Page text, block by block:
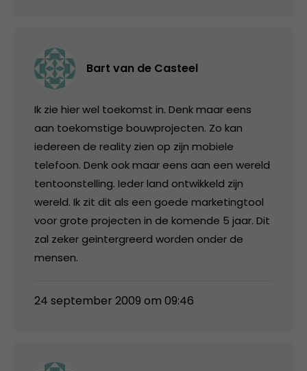
Bart van de Casteel
Ik zie hier wel toekomst in. Denk maar eens
aan toekomstige bouwprojecten. Zo kan
iedereen de reality zien op zijn mobiele
telefoon. Denk ook maar eens aan een wereld
tentoonstelling. Ieder land ontwikkeld zijn
wereld. Ik zit dit als een goede marketingtool
voor grote projecten in de komende 5 jaar. Dit
zal zeker geintergreerd worden onder de
mensen.
24 september 2009 om 09:46